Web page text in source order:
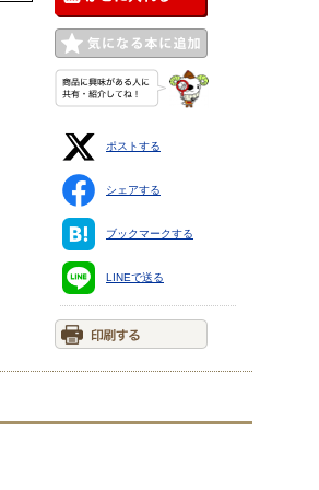
ポストする
シェアする
ブックマークする
LINEで送る